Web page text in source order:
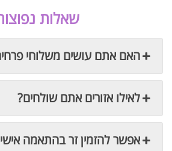
שאלות
האם אתם עושים משלוחי
לאילו אזורים אתם שולחים?
אפשר להזמין זר בהתאמה